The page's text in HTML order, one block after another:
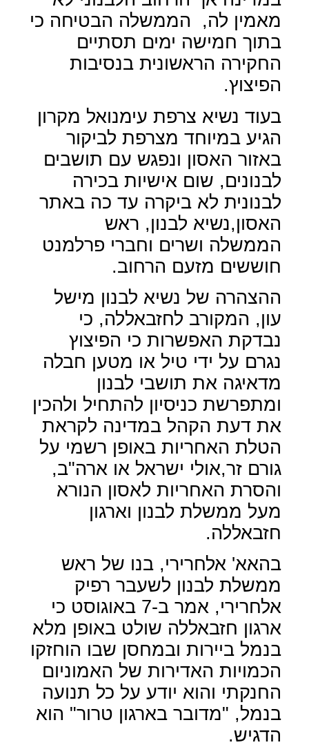
מאמין לה,
הממשלה הבטיחה כי
בתוך חמישה ימים תסתיים
החקירה הראשונית בנסיבות
הפיצוץ.
בעוד נשיא צרפת עימנואל מקרון
הגיע במיוחד מצרפת לביקור
באזור האסון ונפגש עם תושבים
לבנונים, שום אישיות בכירה
לבנונית לא ביקרה עד כה באתר
האסון,נשיא לבנון, ראש
הממשלה ושרים וחברי פרלמנט
חוששים מזעם הרחוב.
ההצהרה של נשיא לבנון מישל
עון, המקורב לחזבאללה, כי
נבדקת האפשרות כי הפיצוץ
נגרם על ידי טיל או מטען חבלה
מדאיגה את תושבי לבנון
ומתפרשת כניסיון להתחיל ולהכין
את דעת הקהל במדינה לקראת
הטלת האחריות באופן רשמי על
גורם זר,אולי ישראל או ארה"ב,
והסרת האחריות לאסון הנורא
מעל ממשלת לבנון וארגון
חזבאללה.
בהאא' אלחרירי, בנו של ראש
ממשלת לבנון לשעבר רפיק
אלחרירי, אמר ב-7 באוגוסט כי
ארגון חזבאללה שולט באופן מלא
בנמל ביירות ובמחסן שבו הוחזקו
הכמויות האדירות של האמוניום
החנקתי והוא יודע על כל תנועה
בנמל, "מדובר בארגון טרור" הוא
הדגיש.